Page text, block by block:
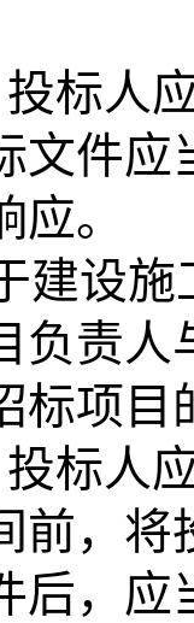
投标人
文件
。
建设
负责
标项目
投标人
前，
后，